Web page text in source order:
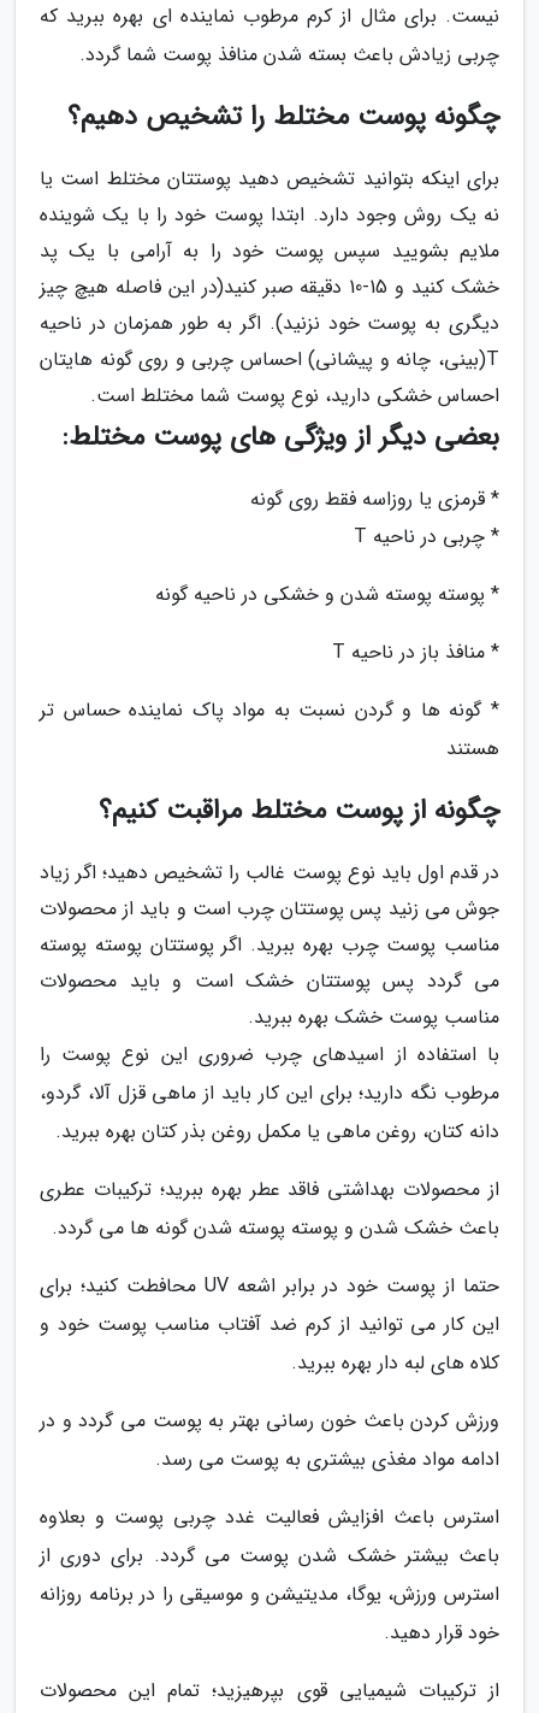
نیست. برای مثال از کرم مرطوب نماینده ای بهره ببرید که
چربی زیادش باعث بسته شدن منافذ پوست شما گردد.
چگونه پوست مختلط را تشخیص دهیم؟
برای اینکه بتوانید تشخیص دهید پوستتان مختلط است یا
نه یک روش وجود دارد. ابتدا پوست خود را با یک شوینده
ملایم بشویید سپس پوست خود را به آرامی با یک پد
خشک کنید و 15-10 دقیقه صبر کنید(در این فاصله هیچ چیز
دیگری به پوست خود نزنید). اگر به طور همزمان در ناحیه
T(بینی، چانه و پیشانی) احساس چربی و روی گونه هایتان
احساس خشکی دارید، نوع پوست شما مختلط است.
بعضی دیگر از ویژگی های پوست مختلط:
* قرمزی یا روزاسه فقط روی گونه
* چربی در ناحیه T
* پوسته پوسته شدن و خشکی در ناحیه گونه
* منافذ باز در ناحیه T
* گونه ها و گردن نسبت به مواد پاک نماینده حساس تر
هستند
چگونه از پوست مختلط مراقبت کنیم؟
در قدم اول باید نوع پوست غالب را تشخیص دهید؛ اگر زیاد
جوش می زنید پس پوستتان چرب است و باید از محصولات
مناسب پوست چرب بهره ببرید. اگر پوستتان پوسته پوسته
می گردد پس پوستتان خشک است و باید محصولات
مناسب پوست خشک بهره ببرید.
با استفاده از اسیدهای چرب ضروری این نوع پوست را
مرطوب نگه دارید؛ برای این کار باید از ماهی قزل آلا، گردو،
دانه کتان، روغن ماهی یا مکمل روغن بذر کتان بهره ببرید.
از محصولات بهداشتی فاقد عطر بهره ببرید؛ ترکیبات عطری
باعث خشک شدن و پوسته پوسته شدن گونه ها می گردد.
حتما از پوست خود در برابر اشعه UV محافطت کنید؛ برای
این کار می توانید از کرم ضد آفتاب مناسب پوست خود و
کلاه های لبه دار بهره ببرید.
ورزش کردن باعث خون رسانی بهتر به پوست می گردد و در
ادامه مواد مغذی بیشتری به پوست می رسد.
استرس باعث افزایش فعالیت غدد چربی پوست و بعلاوه
باعث بیشتر خشک شدن پوست می گردد. برای دوری از
استرس ورزش، یوگا، مدیتیشن و موسیقی را در برنامه روزانه
خود قرار دهید.
از ترکیبات شیمیایی قوی بپرهیزید؛ تمام این محصولات